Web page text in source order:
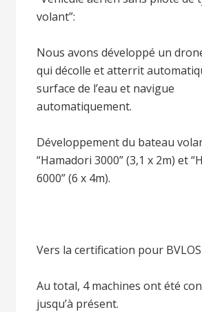
volant”:
Nous avons développé un
qui décolle et atterrit
surface de l’eau et navigue
automatiquement.
Développement du bateau
“Hamadori 3000” (3,1 x 2m) et
6000” (6 x 4m).
Vers la certification pour BVLOS
Au total, 4 machines ont été
jusqu’à présent.